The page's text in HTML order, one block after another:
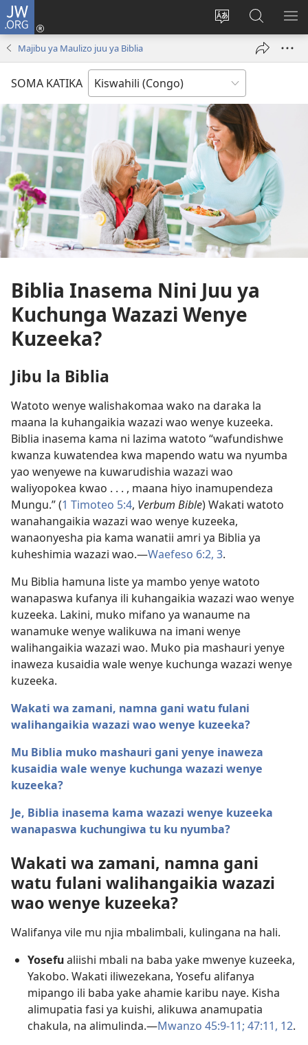
JW.ORG
Badili
adresi
Ingia
(opens
Tafuta
ku
JW.ORG
Majibu ya Maulizo juu ya Biblia
SOMA KATIKA
Biblia Inasema Nini Juu ya
Kuchunga Wazazi Wenye
Kuzeeka?
Jibu la Biblia
Watoto wenye walishakomaa wako na daraka la
maana la kuhangaikia wazazi wao wenye kuzeeka.
Biblia inasema kama ni lazima watoto “wafundishwe
kwanza kuwatendea kwa mapendo watu wa nyumba
yao wenyewe na kuwarudishia wazazi wao
waliyopokea kwao . . . , maana hiyo inamupendeza
Mungu.” (1 Timoteo 5:4, Verbum Bible) Wakati watoto
wanahangaikia wazazi wao wenye kuzeeka,
wanaonyesha pia kama wanatii amri ya Biblia ya
kuheshimia wazazi wao.​—Waefeso 6:2, 3.
Mu Biblia hamuna liste ya mambo yenye watoto
wanapaswa kufanya ili kuhangaikia wazazi wao wenye
kuzeeka. Lakini, muko mifano ya wanaume na
wanamuke wenye walikuwa na imani wenye
walihangaikia wazazi wao. Muko pia mashauri yenye
inaweza kusaidia wale wenye kuchunga wazazi wenye
kuzeeka.
Wakati wa zamani, namna gani watu fulani
walihangaikia wazazi wao wenye kuzeeka?
Mu Biblia muko mashauri gani yenye inaweza
kusaidia wale wenye kuchunga wazazi wenye
kuzeeka?
Je, Biblia inasema kama wazazi wenye kuzeeka
wanapaswa kuchungiwa tu ku nyumba?
Wakati wa zamani, namna gani
watu fulani walihangaikia wazazi
wao wenye kuzeeka?
Walifanya vile mu njia mbalimbali, kulingana na hali.
Yosefualiishi mbali na baba yake mwenye kuzeeka,
Yakobo. Wakati iliwezekana, Yosefu alifanya
mipango ili baba yake ahamie karibu naye. Kisha
alimupatia fasi ya kuishi, alikuwa anamupatia
chakula, na alimulinda.​—Mwanzo 45:9-11; 47:11, 12.